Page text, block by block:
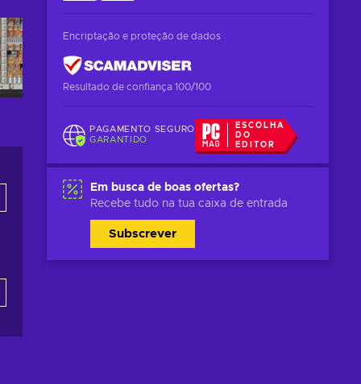
Encriptação e proteção de dados
Resultado de confiança 100/100
PAGAMENTO SEGURO
GARANTIDO
ESCOLHA
DO
EDITOR
Em busca de boas ofertas?
Recebe tudo na tua caixa de entrada
Subscrever